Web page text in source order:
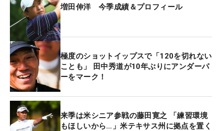
増田伸洋 今季成績＆プロフィール
極度のショットイップスで「120を切れない
ことも」 田中秀道が10年ぶりにアンダーパ
ーをマーク！
来季は米シニア参戦の藤田寛之 「練習環境
もほしいから…」米テキサス州に拠点を置く